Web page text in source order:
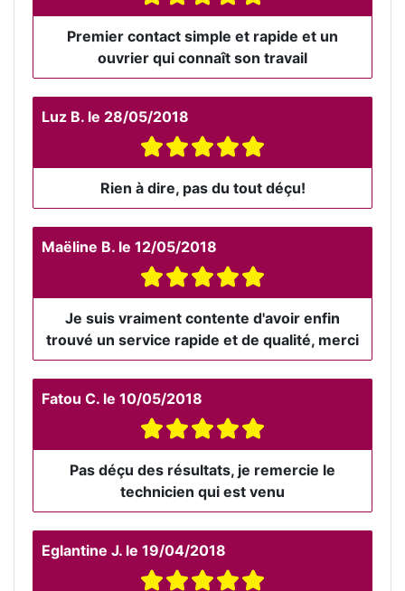
Premier contact simple et rapide et un
ouvrier qui connaît son travail
Luz B. le 28/05/2018
Rien à dire, pas du tout déçu!
Maëline B. le 12/05/2018
Je suis vraiment contente d'avoir enfin
trouvé un service rapide et de qualité, merci
Fatou C. le 10/05/2018
Pas déçu des résultats, je remercie le
technicien qui est venu
Eglantine J. le 19/04/2018